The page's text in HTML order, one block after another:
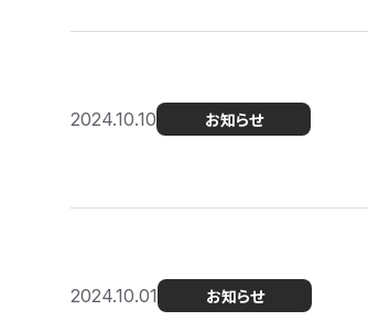
2024.10.10 お知らせ
2024.10.01 お知らせ